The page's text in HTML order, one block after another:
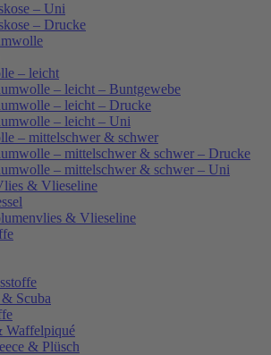
– Uni
– Drucke
– leicht
– leicht – Buntgewebe
– leicht – Drucke
– leicht – Uni
– mittelschwer & schwer
– mittelschwer & schwer – Drucke
– mittelschwer & schwer – Uni
& Vlieseline
& Vlieseline
Scuba
Waffelpiqué
& Plüsch